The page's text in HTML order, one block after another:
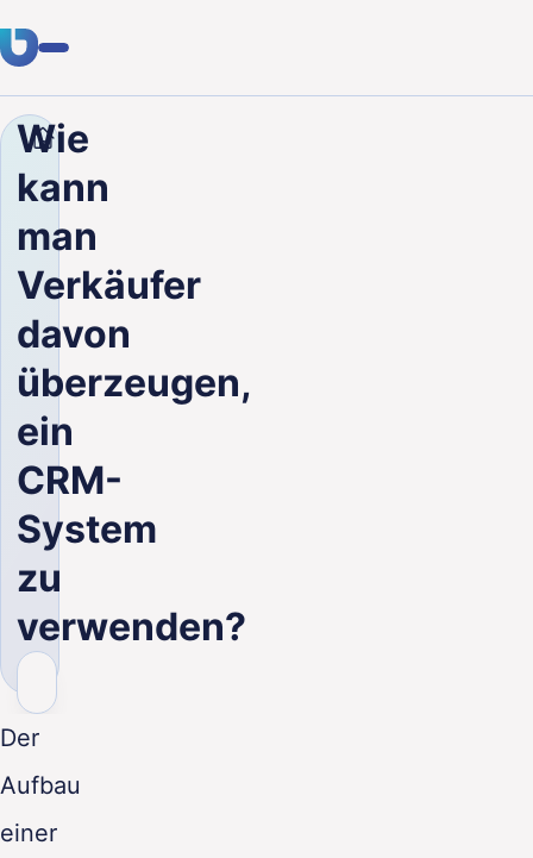
Fachwissen
Kunden
Branchen
Über uns
Karriere
Unternehmen
Wie
kann
man
Verkäufer
davon
überzeugen,
ein
CRM-
System
zu
verwenden?
Der
Aufbau
einer